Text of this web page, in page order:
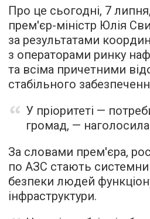
Про це сьогодні, 7
прем'єр-міністр Юлія
за результатами
з операторами ринку
та всіма причетними
стабільного
У пріоритеті —
громад, —
За словами прем'єра,
по АЗС стають
безпеки людей
інфраструктури.